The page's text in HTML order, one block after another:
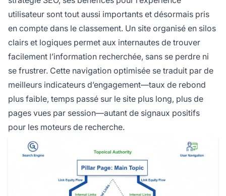
utilisateur sont tout aussi importants et désormais pris
en compte dans le classement. Un site organisé en silos
clairs et logiques permet aux internautes de trouver
facilement l’information recherchée, sans se perdre ni
se frustrer. Cette navigation optimisée se traduit par de
meilleurs indicateurs d’engagement—taux de rebond
plus faible, temps passé sur le site plus long, plus de
pages vues par session—autant de signaux positifs
pour les moteurs de recherche.